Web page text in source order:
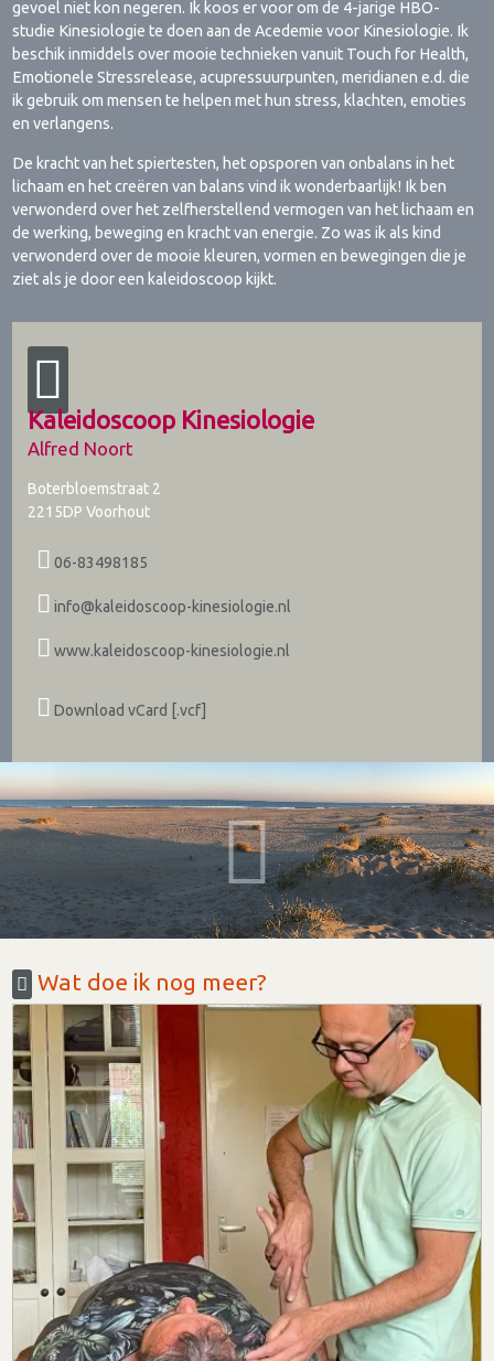
gevoel niet kon negeren. Ik koos er voor om de 4-jarige HBO-
studie Kinesiologie te doen aan de Acedemie voor Kinesiologie. Ik
beschik inmiddels over mooie technieken vanuit Touch for Health,
Emotionele Stressrelease, acupressuurpunten, meridianen e.d. die
ik gebruik om mensen te helpen met hun stress, klachten, emoties
en verlangens.
De kracht van het spiertesten, het opsporen van onbalans in het
lichaam en het creëren van balans vind ik wonderbaarlijk! Ik ben
verwonderd over het zelfherstellend vermogen van het lichaam en
de werking, beweging en kracht van energie. Zo was ik als kind
verwonderd over de mooie kleuren, vormen en bewegingen die je
ziet als je door een kaleidoscoop kijkt.
Kaleidoscoop Kinesiologie
Alfred Noort
Boterbloemstraat 2
2215DP Voorhout
06-83498185
info@kaleidoscoop-kinesiologie.nl
www.kaleidoscoop-kinesiologie.nl
Download vCard [.vcf]
Wat doe ik nog meer?